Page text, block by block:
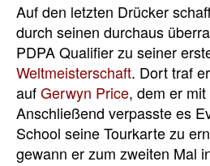
Auf den letzten Drücker
durch seinen durchaus
PDPA Qualifier zu seiner
Weltmeisterschaft. Dort traf
aufGerwyn Price, dem er
Anschließend verpasste es
School seine Tourkarte zu
gewann er zum zweiten Mal